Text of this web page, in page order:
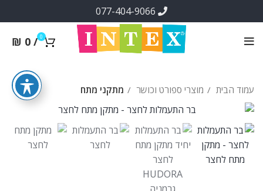
0
/
₪ 0
עמוד הבית מוצרי ספורט וכושר מתקני מתח